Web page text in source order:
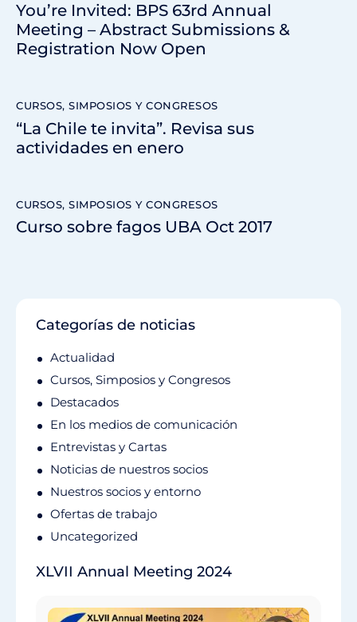
You’re Invited: BPS 63rd Annual
Meeting – Abstract Submissions &
Registration Now Open
CURSOS, SIMPOSIOS Y CONGRESOS
“La Chile te invita”. Revisa sus
actividades en enero
CURSOS, SIMPOSIOS Y CONGRESOS
Curso sobre fagos UBA Oct 2017
Categorías de noticias
Actualidad
Cursos, Simposios y Congresos
Destacados
En los medios de comunicación
Entrevistas y Cartas
Noticias de nuestros socios
Nuestros socios y entorno
Ofertas de trabajo
Uncategorized
XLVII Annual Meeting 2024